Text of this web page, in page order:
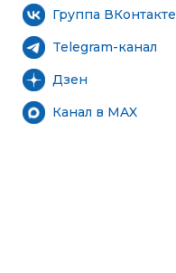
Группа ВКонтакте
Telegram-канал
Дзен
Канал в MAX